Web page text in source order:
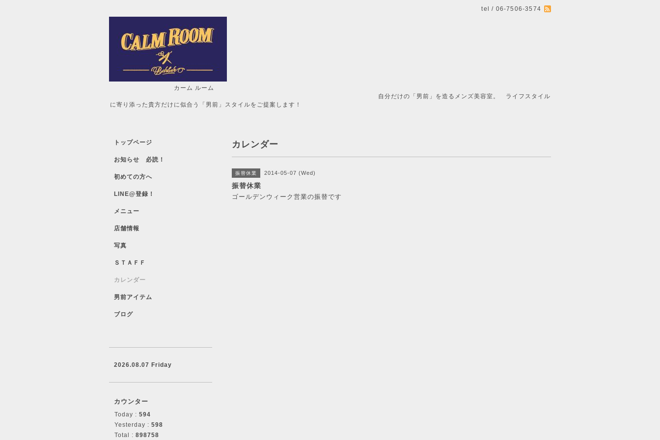
tel / 06-7506-3574
カーム ルーム
自分だけの「男前」を造るメンズ美容室。 ライフスタイル
に寄り添った貴方だけに似合う「男前」スタイルをご提案します！
カレンダー
振替休業 2014-05-07 (Wed)
振替休業
ゴールデンウィーク営業の振替です
トップページ
お知らせ 必読！
初めての方へ
LINE@登録！
メニュー
店舗情報
写真
ＳＴＡＦＦ
カレンダー
男前アイテム
ブログ
2026.08.07 Friday
カウンター
Today : 594
Yesterday : 598
Total : 898758